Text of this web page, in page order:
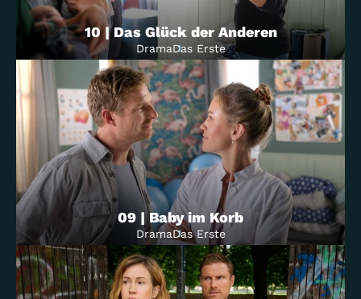
10 | Das Glück der Anderen
DramaDas Erste
09 | Baby im Korb
DramaDas Erste